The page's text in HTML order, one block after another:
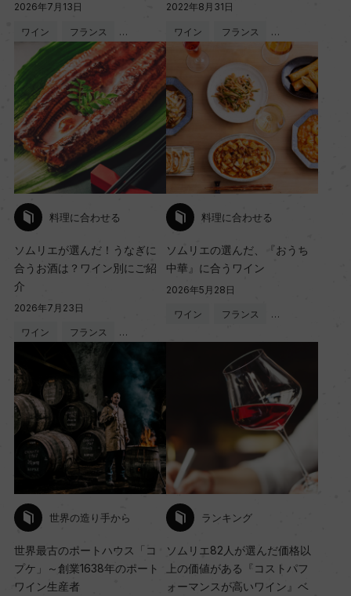
2026年7月13日
ワイン フランス …
2022年8月31日
ワイン フランス …
料理に合わせる
ソムリエが選んだ！うなぎに
合うお酒は？ワイン別にご紹
介
2026年7月23日
ワイン フランス …
料理に合わせる
ソムリエの選んだ、『おうち
中華』に合うワイン
2026年5月28日
ワイン フランス …
世界の造り手から
世界最古のポートハウス「コ
プケ」～創業1638年のポート
ワイン生産者
ランキング
ソムリエ82人が選んだ価格以
上の価値がある『コストパフ
ォーマンスが高いワイン』ベ